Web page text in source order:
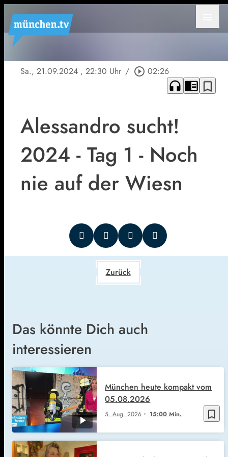
Sa., 21.09.2024 , 22:30 Uhr / play_circle_outline 02:26
headphones chrome_reader_mode bookmark_border
Alessandro sucht!
2024 - Tag 1 - Noch
nie auf der Wiesn
Zurück
Das könnte Dich auch
interessieren
bookmark_border
5. Aug. 2026 15:00 Min.
München heute kompakt vom
05.08.2026